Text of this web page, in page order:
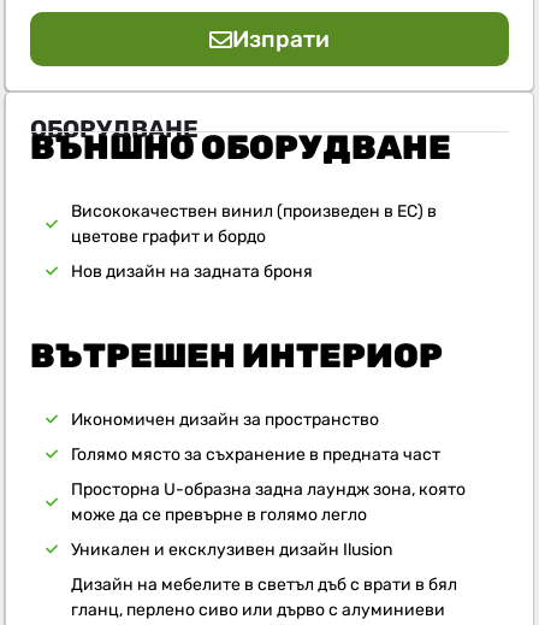
Изпрати
ОБОРУДВАНЕ
ВЪНШНO ОБОРУДВАНЕ
Висококачествен винил (произведен в ЕС) в
цветове графит и бордо
Нов дизайн на задната броня
ВЪТРЕШЕН ИНТЕРИОР
Икономичен дизайн за пространство
Голямо място за съхранение в предната част
Просторна U-образна задна лаундж зона, която
може да се превърне в голямо легло
Уникален и ексклузивен дизайн Ilusion
Дизайн на мебелите в светъл дъб с врати в бял
гланц, перлено сиво или дърво с алуминиеви